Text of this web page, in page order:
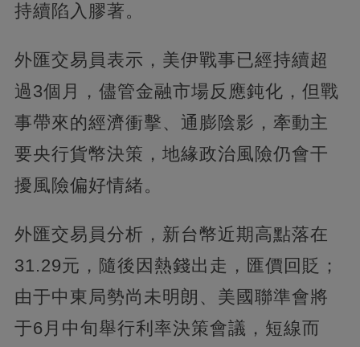
持續陷入膠著。
外匯交易員表示，美伊戰事已經持續超
過3個月，儘管金融市場反應鈍化，但戰
事帶來的經濟衝擊、通膨陰影，牽動主
要央行貨幣決策，地緣政治風險仍會干
擾風險偏好情緒。
外匯交易員分析，新台幣近期高點落在
31.29元，隨後因熱錢出走，匯價回貶；
由于中東局勢尚未明朗、美國聯準會將
于6月中旬舉行利率決策會議，短線而